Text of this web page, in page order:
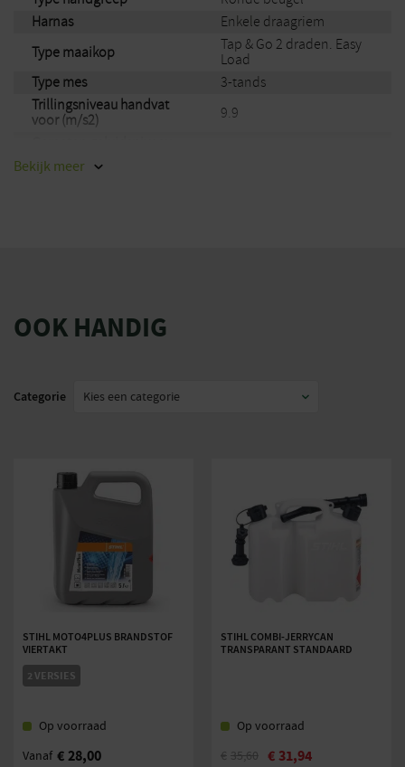
Harnas
Enkele draagriem
Type maaikop
Tap & Go 2 draden. Easy
Load
Type mes
3-tands
Trillingsniveau handvat
voor (m/s2)
9.9
LWA dB(A)
Bekijk meer
OOK HANDIG
Categorie
STIHL MOTO4PLUS BRANDSTOF
VIERTAKT
2 VERSIES
Op voorraad
Vanaf €28,00
STIHL COMBI-JERRYCAN
TRANSPARANT STANDAARD
Op voorraad
€ 35,60 €31,94